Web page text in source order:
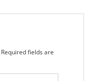
Required fields are